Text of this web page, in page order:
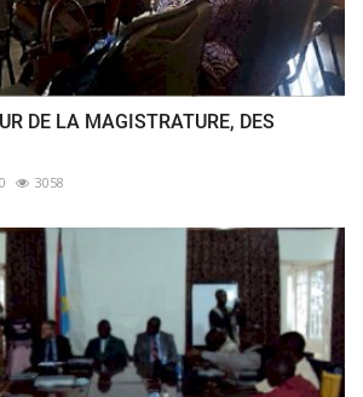
DE LA MAGISTRATURE, DES
0 3058